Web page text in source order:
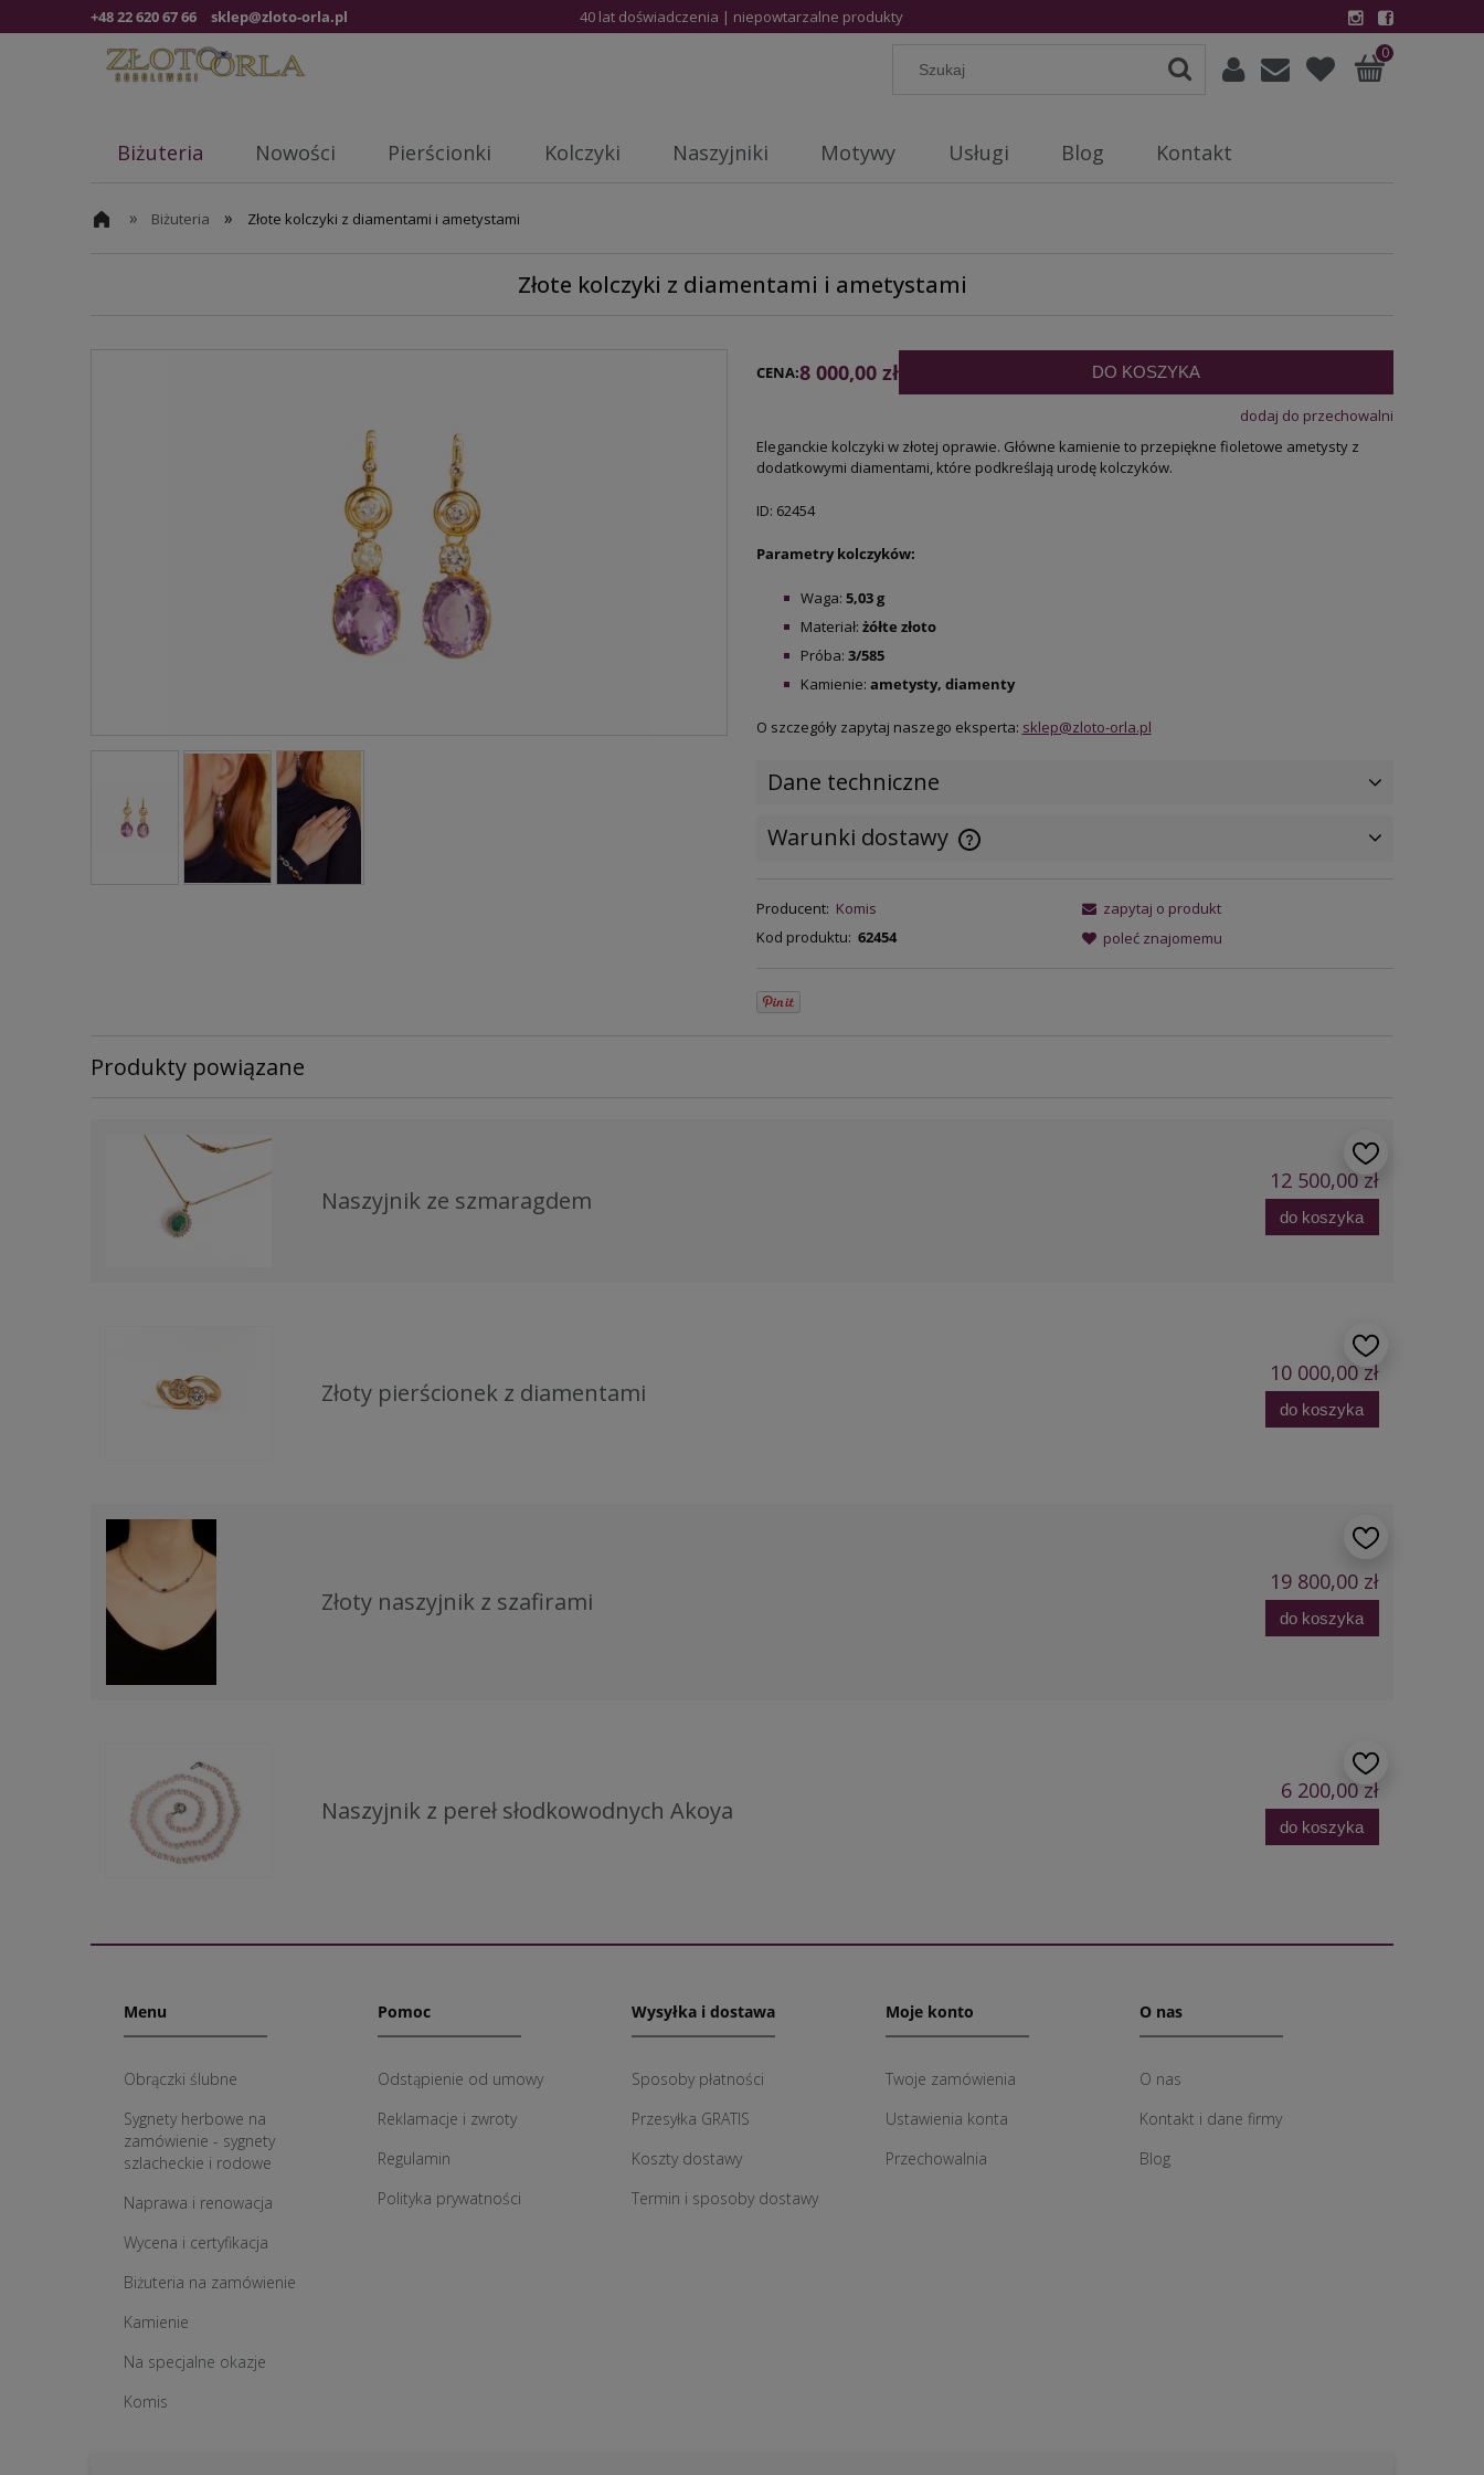
+48 22 620 67 66 sklep@zloto-orla.pl 40 lat doświadczenia | niepowtarzalne produkty
0
Biżuteria Nowości Pierścionki Kolczyki Naszyjniki Motywy Usługi Blog Kontakt
» Biżuteria » Złote kolczyki z diamentami i ametystami
Złote kolczyki z diamentami i ametystami
CENA:8 000,00 zł DO KOSZYKA
dodaj do przechowalni
Eleganckie kolczyki w złotej oprawie. Główne kamienie to przepiękne fioletowe ametysty z
dodatkowymi diamentami, które podkreślają urodę kolczyków.
ID: 62454
Parametry kolczyków:
Waga: 5,03 g
Materiał: żółte złoto
Próba: 3/585
Kamienie: ametysty, diamenty
O szczegóły zapytaj naszego eksperta: sklep@zloto-orla.pl
Dane techniczne
Warunki dostawy
kosztów płatności
Producent: Komis
Kod produktu: 62454
zapytaj o produkt
poleć znajomemu
Produkty powiązane
Naszyjnik ze szmaragdem
12 500,00 zł
do koszyka
Złoty pierścionek z diamentami
10 000,00 zł
do koszyka
Złoty naszyjnik z szafirami
19 800,00 zł
do koszyka
Naszyjnik z pereł słodkowodnych Akoya
6 200,00 zł
do koszyka
Menu
Obrączki ślubne
Sygnety herbowe na
zamówienie - sygnety
szlacheckie i rodowe
Naprawa i renowacja
Wycena i certyfikacja
Biżuteria na zamówienie
Kamienie
Na specjalne okazje
Komis
Pomoc
Odstąpienie od umowy
Reklamacje i zwroty
Regulamin
Polityka prywatności
Wysyłka i dostawa
Sposoby płatności
Przesyłka GRATIS
Koszty dostawy
Termin i sposoby dostawy
Moje konto
Twoje zamówienia
Ustawienia konta
Przechowalnia
O nas
O nas
Kontakt i dane firmy
Blog